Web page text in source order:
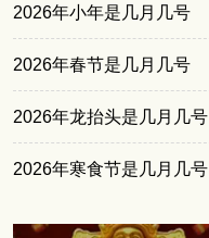
2026年小年是几月几号
2026年春节是几月几号
2026年龙抬头是几月几号
2026年寒食节是几月几号